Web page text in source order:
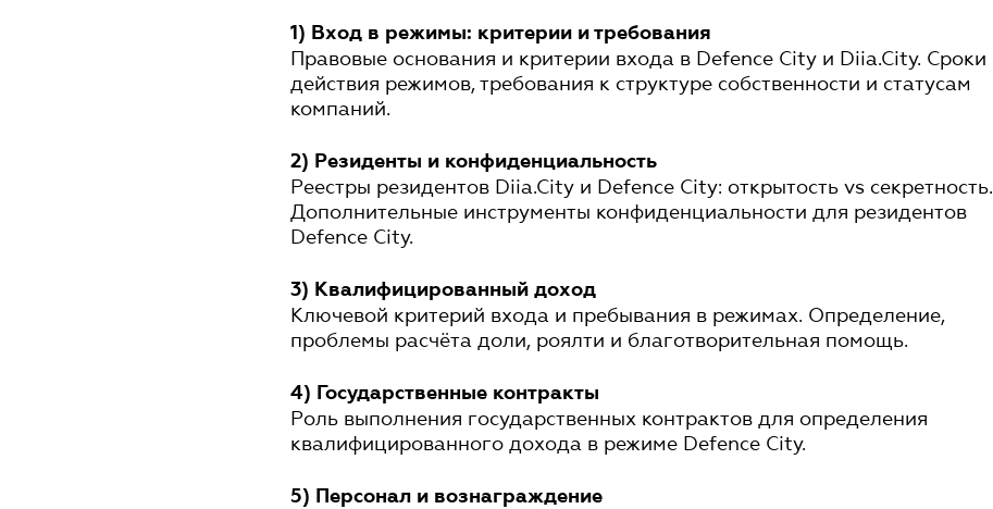
1) Вход в режимы: критерии и требования
Правовые основания и критерии входа в Defence City и Diia.City. Сроки
действия режимов, требования к структуре собственности и статусам
компаний.
2) Резиденты и конфиденциальность
Реестры резидентов Diia.City и Defence City: открытость vs секретность.
Дополнительные инструменты конфиденциальности для резидентов
Defence City.
3) Квалифицированный доход
Ключевой критерий входа и пребывания в режимах. Определение,
проблемы расчёта доли, роялти и благотворительная помощь.
4) Государственные контракты
Роль выполнения государственных контрактов для определения
квалифицированного дохода в режиме Defence City.
5) Персонал и вознаграждение